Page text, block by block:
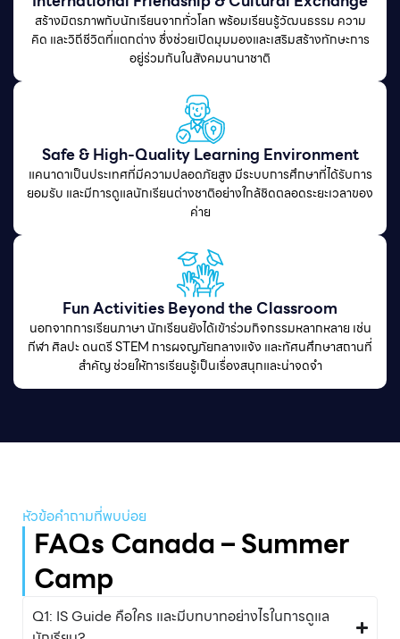
สร้างมิตรภาพกับนักเรียนจากทั่วโลก พร้อมเรียนรู้วัฒนธรรม ความ
คิด และวิถีชีวิตที่แตกต่าง ซึ่งช่วยเปิดมุมมองและเสริมสร้างทักษะการ
อยู่ร่วมกันในสังคมนานาชาติ
Safe & High-Quality Learning Environment
แคนาดาเป็นประเทศที่มีความปลอดภัยสูง มีระบบการศึกษาที่ได้รับการ
ยอมรับ และมีการดูแลนักเรียนต่างชาติอย่างใกล้ชิดตลอดระยะเวลาของ
ค่าย
Fun Activities Beyond the Classroom
นอกจากการเรียนภาษา นักเรียนยังได้เข้าร่วมกิจกรรมหลากหลาย เช่น
กีฬา ศิลปะ ดนตรี STEM การผจญภัยกลางแจ้ง และทัศนศึกษาสถานที่
สำคัญ ช่วยให้การเรียนรู้เป็นเรื่องสนุกและน่าจดจำ
หัวข้อคําถามที่พบบ่อย
FAQs Canada – Summer
Camp
Q1: IS Guide คือใคร และมีบทบาทอย่างไรในการดูแล